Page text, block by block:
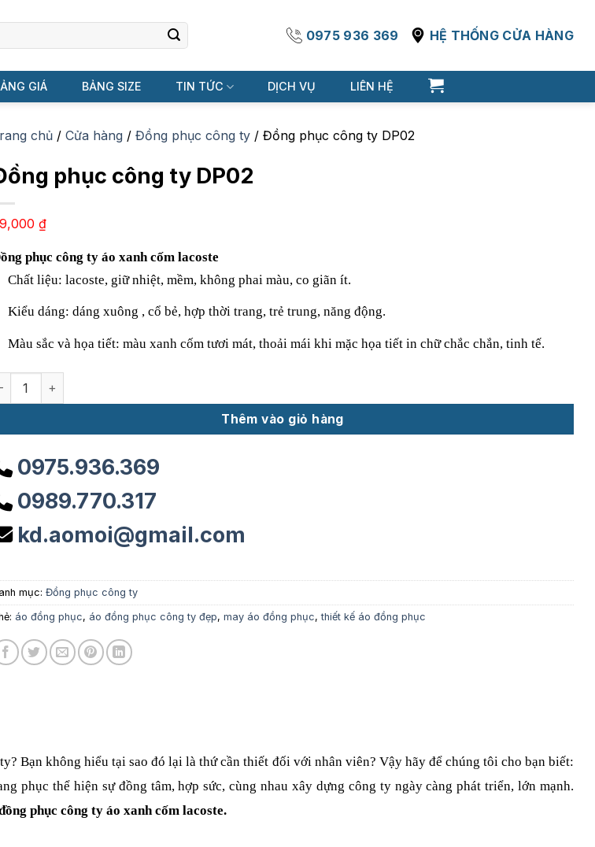
0975 936 369 HỆ THỐNG CỬA HÀNG
GIÁ BẢNG SIZE TIN TỨC DỊCH VỤ LIÊN HỆ
chủ / Cửa hàng / Đồng phục công ty / Đồng phục công ty DP02
phục công ty DP02
₫
phục công ty áo xanh cốm lacoste
Chất liệu: lacoste, giữ nhiệt, mềm, không phai màu, co giãn ít.
Kiểu dáng: dáng xuông , cổ bẻ, hợp thời trang, trẻ trung, năng động.
Màu sắc và họa tiết: màu xanh cốm tươi mát, thoải mái khi mặc họa tiết in chữ chắc chắn, tinh tế.
phục công ty DP02 số lượng
Thêm vào giỏ hàng
0975.936.369
0989.770.317
kd.aomoi@gmail.com
mục: Đồng phục công ty
áo đồng phục, áo đồng phục công ty đẹp, may áo đồng phục,thiết kế áo đồng phục
Bạn không hiểu tại sao đó lại là thứ cần thiết đối với nhân viên? Vậy hãy để chúng tôi cho bạn biết:
phục thể hiện sự đồng tâm, hợp sức, cùng nhau xây dựng công ty ngày càng phát triển, lớn mạnh.
phục công ty áo xanh cốm lacoste.